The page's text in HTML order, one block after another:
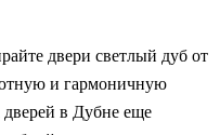
двери светлый дуб от
и гармоничную
в Дубне еще